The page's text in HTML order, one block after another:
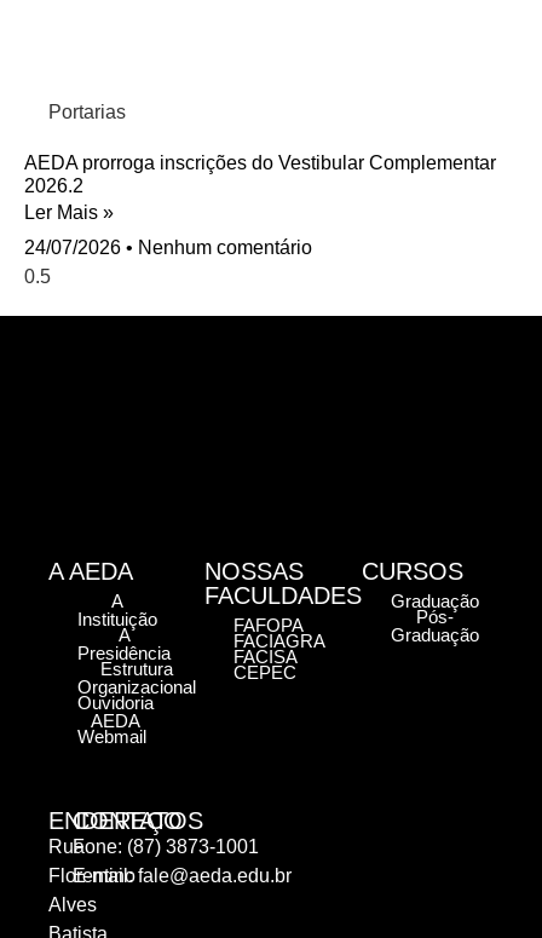
Portarias
AEDA prorroga inscrições do Vestibular Complementar
2026.2
Ler Mais »
24/07/2026
Nenhum comentário
ENDEREÇO
Rua
Florentino
Alves
Batista,
CONTATOS
Fone: (87) 3873-1001
E-mail:fale@aeda.edu.br
A AEDA
A
Instituição
A
Presidência
Estrutura
Organizacional
Ouvidoria
AEDA
Webmail
NOSSAS
FACULDADES
FAFOPA
FACIAGRA
FACISA
CEPEC
CURSOS
Graduação
Pós-
Graduação